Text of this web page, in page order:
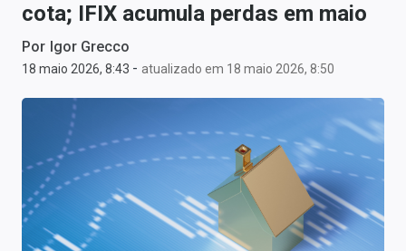
Anuncie
Últimas Notícias
Newsletters
Cotações
Comprar ou vender?
Carteiras Recomendadas
cota; IFIX acumula perdas em maio
Por Igor Grecco
18 maio 2026, 8:43 - atualizado em 18 maio 2026, 8:50